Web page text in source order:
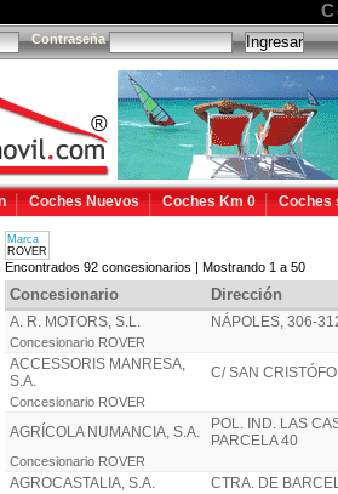
Contraseña
Coches Nuevos Coches Km 0 Coches
Marca
ROVER
Encontrados 92 concesionarios | Mostrando 1 a 50
Concesionario Dirección
A. R. MOTORS, S.L. NÁPOLES, 306-
Concesionario ROVER
ACCESSORIS MANRESA,
S.A.
C/ SAN
Concesionario ROVER
AGRÍCOLA NUMANCIA, S.A.
POL. IND. LAS
PARCELA 40
Concesionario ROVER
AGROCASTALIA, S.A. CTRA. DE